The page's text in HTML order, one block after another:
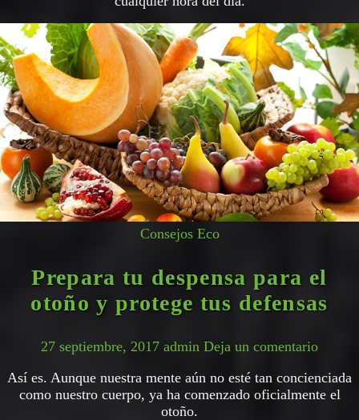
Consejos Eco
Prepara tu despensa para el
otoño y protege tus defensas
27 septiembre, 2017 admin Deja un comentario
Así es. Aunque nuestra mente aún no esté tan concienciada
como nuestro cuerpo, ya ha comenzado oficialmente el
otoño.